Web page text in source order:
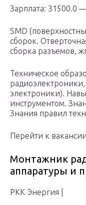
Зарплата: 31500.0
SMD
сборок.
сборка разъемов,
Техническое
электроники).
инструментом.
Знания правил
Перейти к вакансии
Монтажник
аппаратуры и
РКК Энергия |